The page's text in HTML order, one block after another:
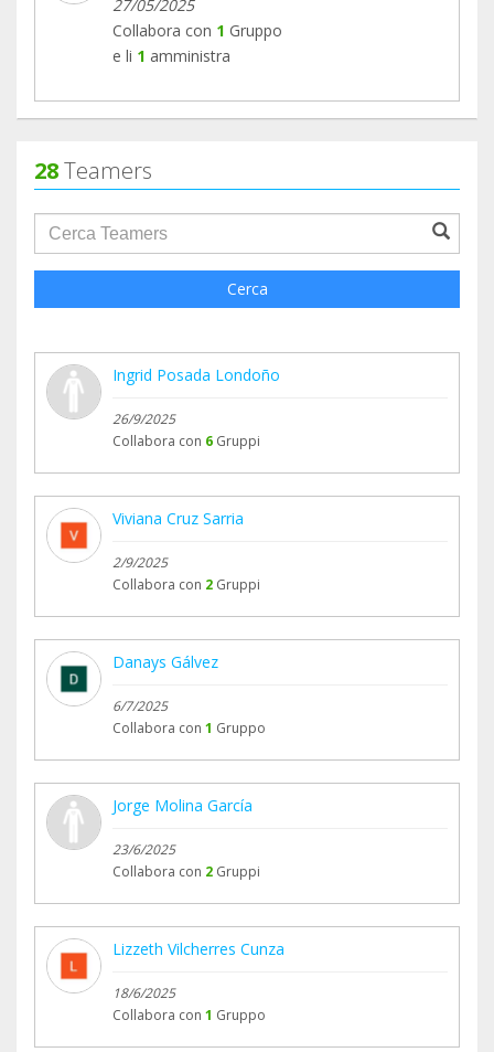
27/05/2025
Collabora con 1 Gruppo
e li 1 amministra
28Teamers
groupProfile.searchForm.search.text???
Cerca
Ingrid Posada Londoño
26/9/2025
Collabora con 6 Gruppi
Viviana Cruz Sarria
2/9/2025
Collabora con 2 Gruppi
Danays Gálvez
6/7/2025
Collabora con 1 Gruppo
Jorge Molina García
23/6/2025
Collabora con 2 Gruppi
Lizzeth Vilcherres Cunza
18/6/2025
Collabora con 1 Gruppo